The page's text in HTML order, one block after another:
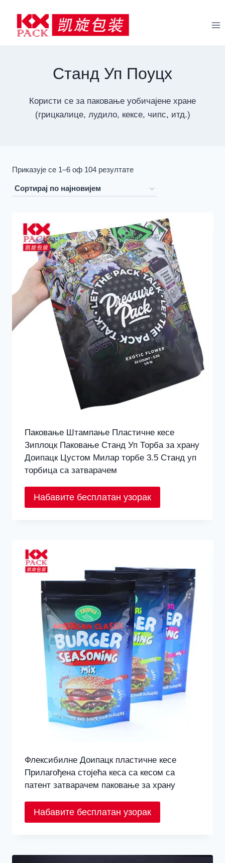
садржај
Станд Уп Поуцх
Користи се за паковање уобичајене хране
(грицкалице, лудило, кексе, чипс, итд.)
Приказује се 1–6 оф 104 резултатеСортирано
најновијем
Паковање Штампање Пластичне кесе
Зиплоцк Паковање Станд Уп Торба за храну
Доипацк Цустом Милар торбе 3.5 Станд уп
торбица са затварачем
Набавите бесплатан узорак
Флексибилне Доипацк пластичне кесе
Прилагођена стојећа кеса са кесом са
патент затварачем паковање за храну
Набавите бесплатан узорак